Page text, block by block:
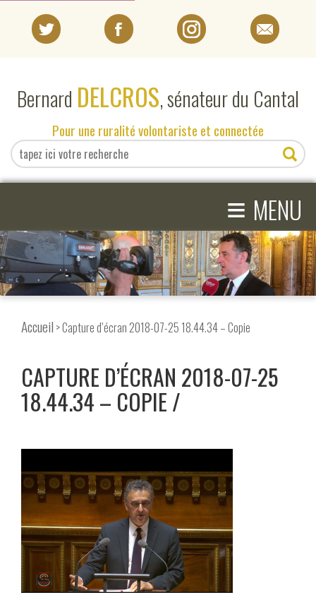
Bernard DELCROS, sénateur du Cantal
Pour une ruralité volontariste et connectée
≡ MENU
EN DIRECT DU SÉNAT
EN DIRECT DU CANTAL
COMPRENDRE LE SÉNAT
Accueil > Capture d’écran 2018-07-25 18.44.34 – Copie
CAPTURE D’ÉCRAN 2018-07-25
18.44.34 – COPIE